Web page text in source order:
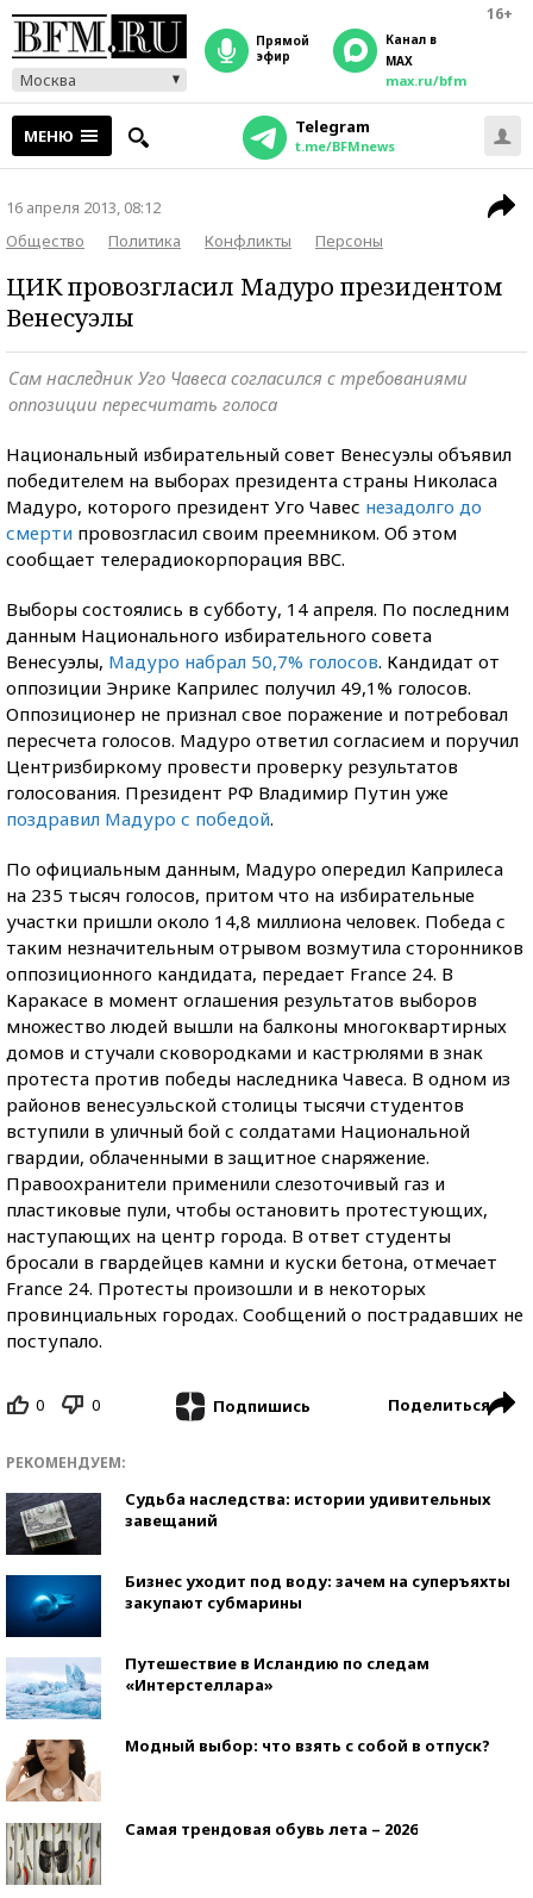
16+
Москва
прямой
эфир
Канал в
MAX
max.ru/bfm
МЕНЮ Telegram
t.me/BFMnews
16 апреля 2013, 08:12
Общество
Политика Конфликты Персоны
ЦИК провозгласил Мадуро президентом
Венесуэлы
Сам наследник Уго Чавеса согласился с требованиями
оппозиции пересчитать голоса
Национальный избирательный совет Венесуэлы объявил
победителем на выборах президента страны Николаса
Мадуро, которого президент Уго Чавес незадолго до
смерти провозгласил своим преемником. Об этом
сообщает телерадиокорпорация BBC.
Выборы состоялись в субботу, 14 апреля. По последним
данным Национального избирательного совета
Венесуэлы, Мадуро набрал 50,7% голосов. Кандидат от
оппозиции Энрике Каприлес получил 49,1% голосов.
Оппозиционер не признал свое поражение и потребовал
пересчета голосов. Мадуро ответил согласием и поручил
Центризбиркому провести проверку результатов
голосования. Президент РФ Владимир Путин уже
поздравил Мадуро с победой.
По официальным данным, Мадуро опередил Каприлеса
на 235 тысяч голосов, притом что на избирательные
участки пришли около 14,8 миллиона человек. Победа с
таким незначительным отрывом возмутила сторонников
оппозиционного кандидата, передает France 24. В
Каракасе в момент оглашения результатов выборов
множество людей вышли на балконы многоквартирных
домов и стучали сковородками и кастрюлями в знак
протеста против победы наследника Чавеса. В одном из
районов венесуэльской столицы тысячи студентов
вступили в уличный бой с солдатами Национальной
гвардии, облаченными в защитное снаряжение.
Правоохранители применили слезоточивый газ и
пластиковые пули, чтобы остановить протестующих,
наступающих на центр города. В ответ студенты
бросали в гвардейцев камни и куски бетона, отмечает
France 24. Протесты произошли и в некоторых
провинциальных городах. Сообщений о пострадавших не
поступало.
0 0 Подпишись Поделиться
РЕКОМЕНДУЕМ:
Судьба наследства: истории удивительных
завещаний
Бизнес уходит под воду: зачем на суперъяхты
закупают субмарины
Путешествие в Исландию по следам
«Интерстеллара»
Модный выбор: что взять с собой в отпуск?
Самая трендовая обувь лета – 2026